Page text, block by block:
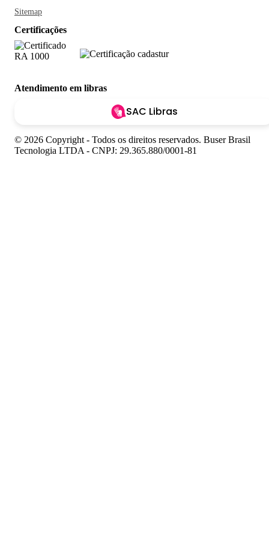
Sitemap
Certificações
Atendimento em libras
SAC Libras
© 2026 Copyright - Todos os direitos reservados. Buser Brasil
Tecnologia LTDA - CNPJ: 29.365.880/0001-81